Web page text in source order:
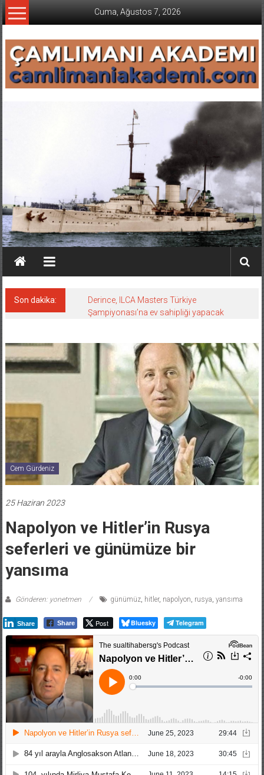
İçeriğe
geç
Cuma, Ağustos 7, 2026
Son dakika:
Derince, ILCA Masters Türkiye
Şampiyonası’na ev sahipliği yapacak
Cem Gürdeniz
25 Haziran 2023
Napolyon ve Hitler’in Rusya
seferleri ve günümüze bir
yansıma
Gönderen: yonetmen günümüz, hitler, napolyon rusya yansıma
Share Share Post Bluesky Telegram